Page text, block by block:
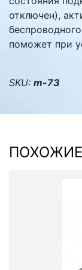
отключен),
поможет при
SKU: m-73